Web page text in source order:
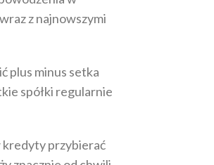
z najnowszymi
plus minus setka
spółki regularnie
kredyty przybierać